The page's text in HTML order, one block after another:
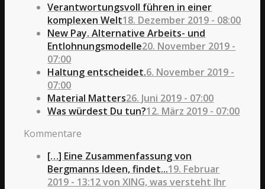
Verantwortungsvoll führen in einer
komplexen Welt18. Dezember 2019 - 08:00
New Pay. Alternative Arbeits- und
Entlohnungsmodelle20. November 2019 -
07:00
Haltung entscheidet.6. November 2019 -
07:00
Material Matters26. Juni 2019 - 07:00
Was würdest Du tun?12. März 2019 - 07:00
Kommentare
[…] Eine Zusammenfassung von
Bergmanns Ideen, findet...19. Februar
2019 - 13:12 von XING, was versteht Ihr